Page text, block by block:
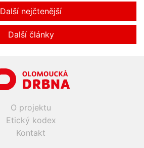
Další nejčtenější
Další články
O projektu
Etický kodex
Kontakt